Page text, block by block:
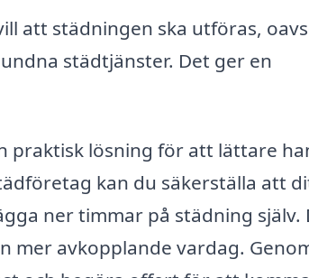
att städningen ska utföras,
städtjänster. Det ger en
praktisk lösning för att lättare
kan du säkerställa att
ner timmar på städning själv.
mer avkopplande vardag.